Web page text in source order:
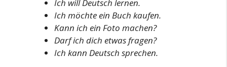
Ich will Deutsch lernen.
Ich möchte ein Buch kaufen.
Kann ich ein Foto machen?
Darf ich dich etwas fragen?
Ich kann Deutsch sprechen.